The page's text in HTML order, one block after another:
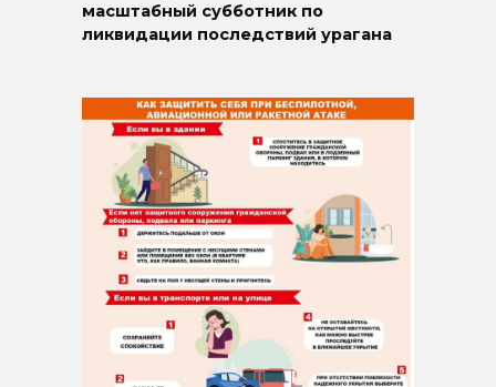
масштабный субботник по
ликвидации последствий урагана